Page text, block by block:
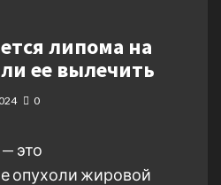
липома на
ее вылечить
0
это
опухоли жировой